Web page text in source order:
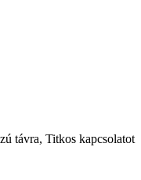
távra, Titkos kapcsolatot